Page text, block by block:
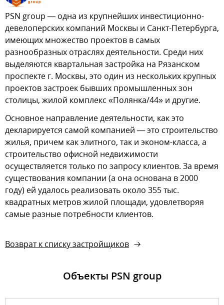
PSN group — одна из крупнейших инвестиционно-
девелоперских компаний Москвы и Санкт-Петербурга,
имеющих множество проектов в самых
разнообразных отраслях деятельности. Среди них
выделяются квартальная застройка на Рязанском
проспекте г. Москвы, это один из нескольких крупных
проектов застроек бывших промышленных зон
столицы, жилой комплекс «Полянка/44» и другие.
Основное направление деятельности, как это
декларируется самой компанией — это строительство
жилья, причем как элитного, так и эконом-класса, а
строительство офисной недвижимости
осуществляется только по запросу клиентов. За время
существования компании (а она основана в 2000
году) ей удалось реализовать около 355 тыс.
квадратных метров жилой площади, удовлетворяя
самые разные потребности клиентов.
Возврат к списку застройщиков
Объекты PSN group